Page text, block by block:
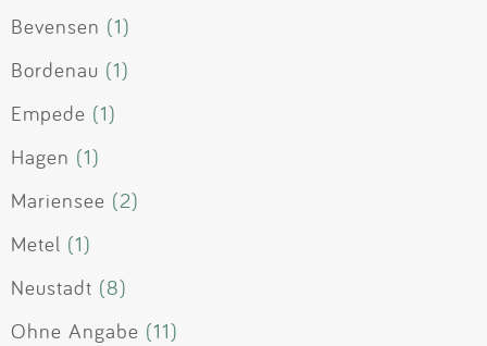
Bevensen (1)
Bordenau (1)
Empede (1)
Hagen (1)
Mariensee (2)
Metel (1)
Neustadt (8)
Ohne Angabe (11)